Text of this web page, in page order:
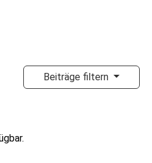
Beiträge filtern